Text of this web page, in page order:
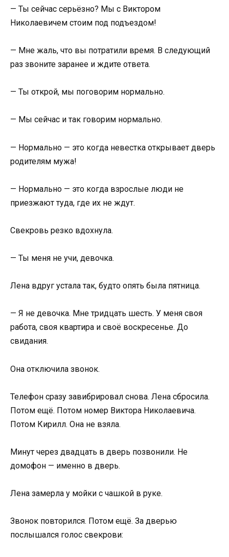
— Ты сейчас серьёзно? Мы с Виктором
Николаевичем стоим под подъездом!
— Мне жаль, что вы потратили время. В следующий
раз звоните заранее и ждите ответа.
— Ты открой, мы поговорим нормально.
— Мы сейчас и так говорим нормально.
— Нормально — это когда невестка открывает дверь
родителям мужа!
— Нормально — это когда взрослые люди не
приезжают туда, где их не ждут.
Свекровь резко вдохнула.
— Ты меня не учи, девочка.
Лена вдруг устала так, будто опять была пятница.
— Я не девочка. Мне тридцать шесть. У меня своя
работа, своя квартира и своё воскресенье. До
свидания.
Она отключила звонок.
Телефон сразу завибрировал снова. Лена сбросила.
Потом ещё. Потом номер Виктора Николаевича.
Потом Кирилл. Она не взяла.
Минут через двадцать в дверь позвонили. Не
домофон — именно в дверь.
Лена замерла у мойки с чашкой в руке.
Звонок повторился. Потом ещё. За дверью
послышался голос свекрови: